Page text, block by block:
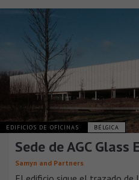
EDIFICIOS DE OFICINAS BÉLGICA
Sede de AGC Glass
Samyn and Partners